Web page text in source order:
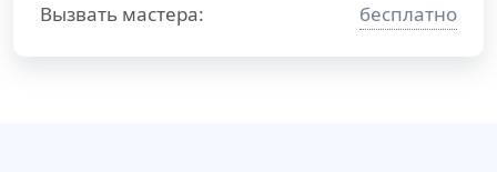
Вызвать мастера:
бесплатно